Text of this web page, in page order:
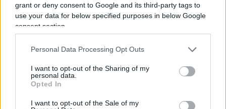
grant or deny consent to Google and its third-party tags to
use your data for below specified purposes in below Google
consent section.
Personal Data Processing Opt Outs
I want to opt-out of the Sharing of my
personal data.
Opted In
I want to opt-out of the Sale of my
Sulla stessa linea èAndrea Camperio Ciani,
docente ordinario all’Università degli studi di
Psicologia evoluzionistica. Sempre a motivo del
green pass, in Alto Adige, venti persone tra
docenti e personale Ata si sono dimesse dalla